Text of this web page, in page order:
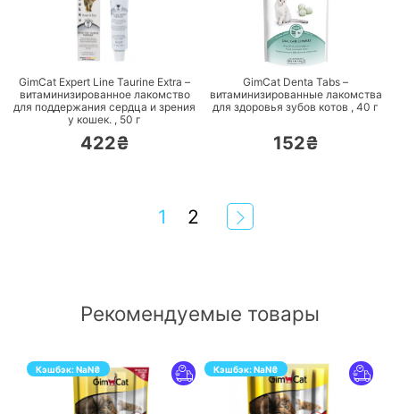
ПЕРЕЙТИ
GimCat Expert Line Taurine Extra –
витаминизированное лакомство
для поддержания сердца и зрения
у кошек. , 50 г
422₴
ПЕРЕЙТИ
GimCat Denta Tabs –
витаминизированные лакомства
для здоровья зубов котов , 40 г
152₴
1 2
Рекомендуемые товары
Кэшбэк:NaN₴ Кэшбэк:NaN₴